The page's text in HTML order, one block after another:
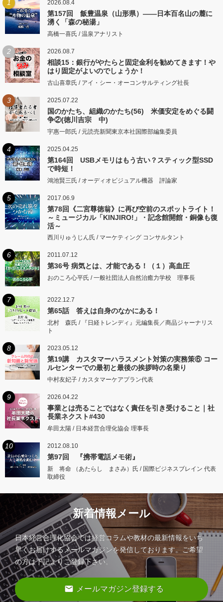
1 2026.08.4
第157回 飯豊温泉（山形県）――日本百名山の麓に
湧く「森の秘湯」
高橋一喜氏 / 温泉アナリスト
2 2026.08.7
相談15：銀行がやたらと固定金利を勧めてきます！や
はり固定がよいのでしょうか！
古山喜章氏 / アイ・シー・オーコンサルティング社長
3 2025.07.22
国のかたち、組織のかたち(56) 米価安定をめぐる闘
争②(徳川吉宗 中)
宇惠一郎氏 / 元読売新聞東京本社国際部編集委員
4 2025.04.25
第164回 USBメモリはもう古い？スティック型SSD
で時短！
鴻池賢三氏 / オーディオビジュアル機器 評論家
5 2017.06.9
第78回《二宮尊徳翁》に再び空前のスポットライト！
～ミュージカル「KINJIRO!」・記念館開館・銅像も復
活～
西川りゅうじん氏 / マーケティング コンサルタント
6 2011.07.12
第36号 病気とは、才能である！（１）高血圧
おのころ心平氏 / 一般社団法人自然治癒力学校 理事長
7 2022.12.7
第65話 答えは自身のなかにある！
北村 森氏 / 『日経トレンディ』元編集長／商品ジャーナリス
ト
8 2023.05.12
第19講 カスタマーハラスメント対策の実務策⑥ コー
ルセンターでの最初と最後の挨拶時の名乗り
中村友妃子 / カスタマーケアプラン代表
9 2026.04.22
事業とは売ることではなく責任を引き受けること｜社
長業ネクスト#430
牟田太陽 / 日本経営合理化協会 理事長
10 2012.08.10
第97回 『携帯電話メモ術』
新 将命 （あたらし まさみ）氏 / 国際ビジネスブレイン 代表
取締役
新着情報メール
日本経営合理化協会では経営コラムや教材の最新情報をいち
早くお届けするメールマガジンを発信しております。ご希望
の方は下記よりご登録下さい。
email メールマガジン登録する